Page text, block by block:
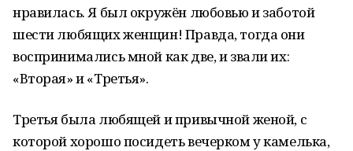
нравилась. Я был окружён любовью и заботой
шести любящих женщин! Правда, тогда они
воспринимались мной как две, и звали их:
«Вторая» и «Третья».
Третья была любящей и привычной женой, с
которой хорошо посидеть вечерком у камелька,